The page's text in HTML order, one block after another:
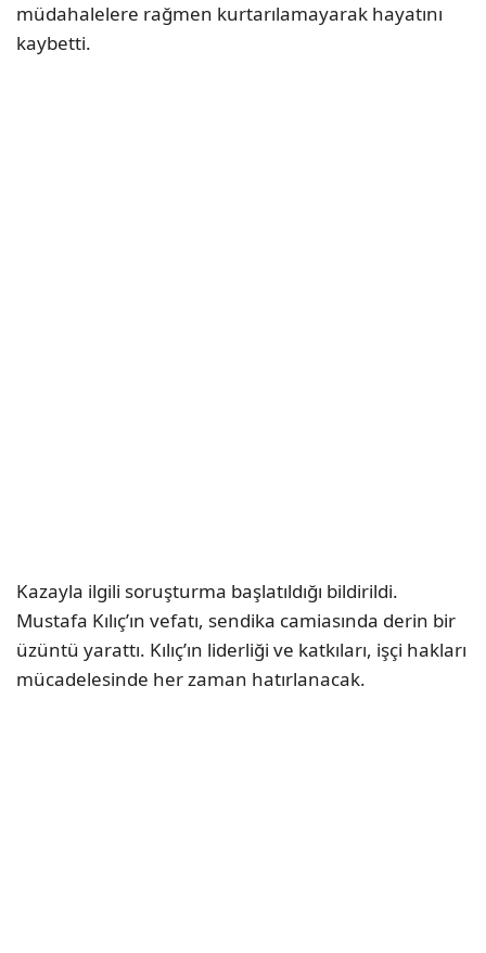
müdahalelere rağmen kurtarılamayarak hayatını
kaybetti.
Kazayla ilgili soruşturma başlatıldığı bildirildi.
Mustafa Kılıç’ın vefatı, sendika camiasında derin bir
üzüntü yarattı. Kılıç’ın liderliği ve katkıları, işçi hakları
mücadelesinde her zaman hatırlanacak.